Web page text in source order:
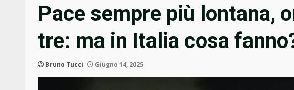
Pace sempre più lontana,
tre: ma in Italia cosa
Bruno Tucci Giugno 14, 2025